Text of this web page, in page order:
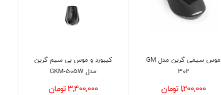
کیبورد و موس بی سیم گرین
مدل GKM-505W
3,400,000 تومان
موس گیمینگ گرین GM603-
RGB
1,650,000 تومان